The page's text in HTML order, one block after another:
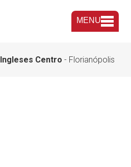
MENU
Ingleses Centro - Florianópolis